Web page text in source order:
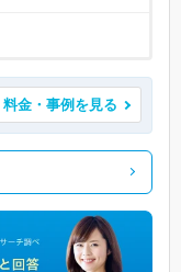
料金・事例を見る